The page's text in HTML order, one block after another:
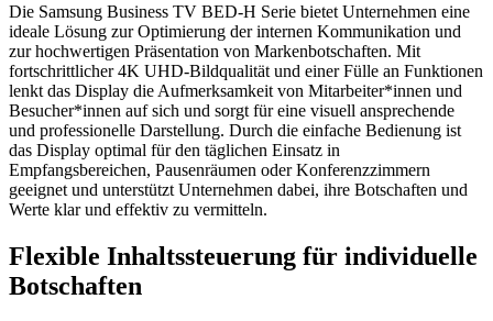
Die Samsung Business TV BED-H Serie bietet Unternehmen eine
ideale Lösung zur Optimierung der internen Kommunikation und
zur hochwertigen Präsentation von Markenbotschaften. Mit
fortschrittlicher 4K UHD-Bildqualität und einer Fülle an Funktionen
lenkt das Display die Aufmerksamkeit von Mitarbeiter*innen und
Besucher*innen auf sich und sorgt für eine visuell ansprechende
und professionelle Darstellung. Durch die einfache Bedienung ist
das Display optimal für den täglichen Einsatz in
Empfangsbereichen, Pausenräumen oder Konferenzzimmern
geeignet und unterstützt Unternehmen dabei, ihre Botschaften und
Werte klar und effektiv zu vermitteln.
Flexible Inhaltssteuerung für individuelle
Botschaften